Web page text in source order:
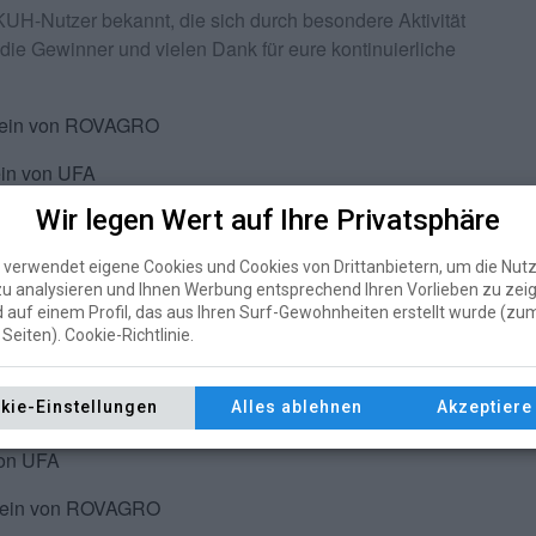
Nutzer bekannt, die sich durch besondere Aktivität
Gewinner und vielen Dank für eure kontinuierliche
von ROVAGRO
von UFA
1 Gutschein von ROVAGRO
von UFA
von ROVAGRO
UFA
von ROVAGRO
UFA
von ROVAGRO
Wir legen Wert auf Ihre Privatsphäre
eigene Cookies und Cookies von Drittanbietern, um die
analysieren und Ihnen Werbung entsprechend Ihren Vorlieben zu
auf einem Profil, das aus Ihren Surf-Gewohnheiten erstellt wurde
Cookie-Richtlinie.
Akzeptiere
Alles ablehnen
Einstellungen